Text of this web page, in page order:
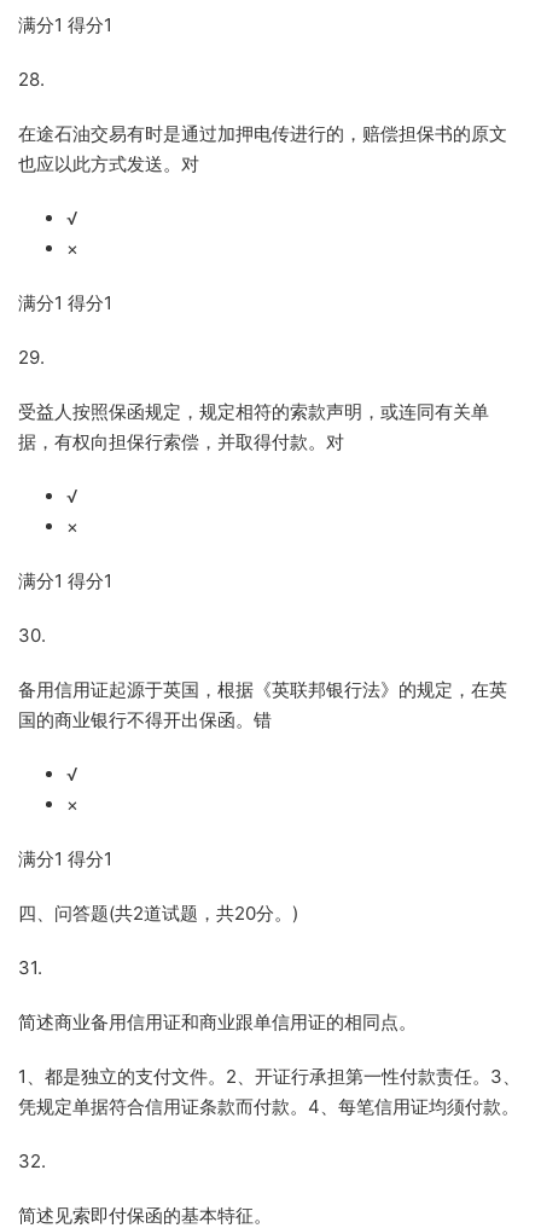
满分1 得分1
28.
在途石油交易有时是通过加押电传进行的，赔偿担保书的原文
也应以此方式发送。对
√
×
满分1 得分1
29.
受益人按照保函规定，规定相符的索款声明，或连同有关单
据，有权向担保行索偿，并取得付款。对
√
×
满分1 得分1
30.
备用信用证起源于英国，根据《英联邦银行法》的规定，在英
国的商业银行不得开出保函。错
√
×
满分1 得分1
四、问答题(共2道试题，共20分。 )
31.
简述商业备用信用证和商业跟单信用证的相同点。
1 、都是独立的支付文件。 2、开证行承担第一性付款责任。 3、
凭规定单据符合信用证条款而付款。 4、每笔信用证均须付款。
32.
简述见索即付保函的基本特征。